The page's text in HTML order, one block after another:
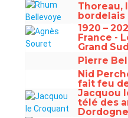
Thoreau,
bordelais
1920 –
France -
Grand Sud
Pierre
Nid
fait feu
Jacquou
télé des
Dordogne